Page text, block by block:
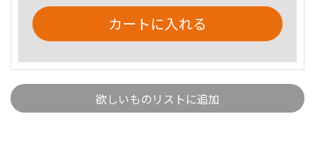
カートに入れる
欲しいものリストに追加